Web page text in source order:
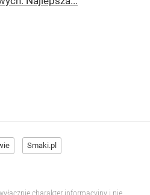
Smaki.pl